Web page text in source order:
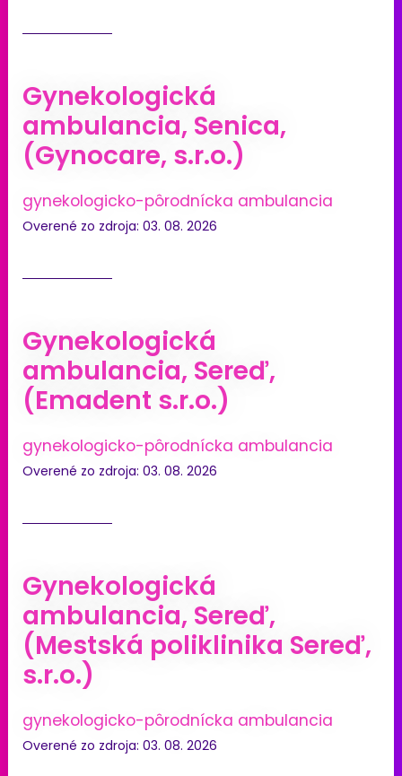
Gynekologická
ambulancia, Senica,
(Gynocare, s.r.o.)
gynekologicko-pôrodnícka ambulancia
Overené zo zdroja: 03. 08. 2026
Gynekologická
ambulancia, Sereď,
(Emadent s.r.o.)
gynekologicko-pôrodnícka ambulancia
Overené zo zdroja: 03. 08. 2026
Gynekologická
ambulancia, Sereď,
(Mestská poliklinika Sereď,
s.r.o.)
gynekologicko-pôrodnícka ambulancia
Overené zo zdroja: 03. 08. 2026